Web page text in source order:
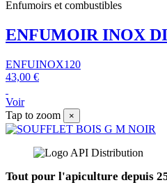
Enfumoirs et combustibles
ENFUMOIR INOX
ENFUINOX120
43,00 €
Voir
Tap to zoom
×
Tout pour l'apiculture depuis